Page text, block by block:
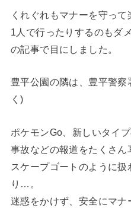
くれぐれもマナーを守っ
1人で行ったりするのもダ
の記事で目にしました。
豊平公園の隣は、豊平警
く)
ポケモンGo、新しいタイ
事故などの報道をたくさ
スケープゴートのように
り…。
迷惑をかけず、安全にマナ